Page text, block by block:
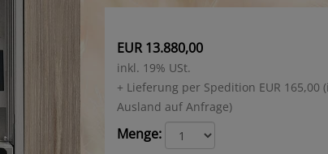
EUR 13.880,00
inkl. 19% USt.
+ Lieferung per Spedition EUR 165,00
Ausland auf Anfrage)
Menge: